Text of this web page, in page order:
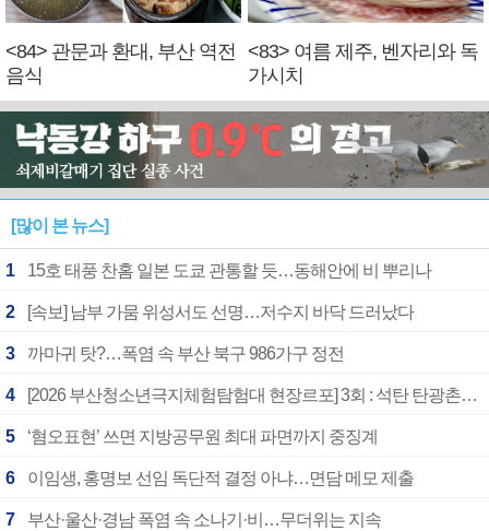
<84> 관문과 환대, 부산 역전
음식
<83> 여름 제주, 벤자리와 독
가시치
[많이 본 뉴스]
1 15호 태풍 찬홈 일본 도쿄 관통할 듯…동해안에 비 뿌리나
2 [속보] 남부 가뭄 위성서도 선명…저수지 바닥 드러났다
3 까마귀 탓?…폭염 속 부산 북구 986가구 정전
4 [2026 부산청소년극지체험탐험대 현장르포] 3회 : 석탄 탄광촌에서 북극 연구의 중심지로
5 ‘혐오표현’ 쓰면 지방공무원 최대 파면까지 중징계
6 이임생, 홍명보 선임 독단적 결정 아냐…면담 메모 제출
7 부산·울산·경남 폭염 속 소나기·비…무더위는 지속